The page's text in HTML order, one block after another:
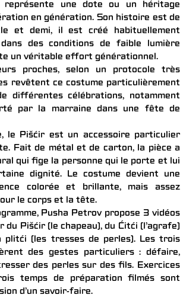
une dote ou un héritage
en génération. Son histoire est de
et demi, il est créé habituellement
dans des conditions de faible lumière
un véritable effort générationnel.
proches, selon un protocole très
revêtent ce costume particulièrement
différentes célébrations, notamment
par la marraine dans une fête de
le Pišćir est un accessoire particulier
Fait de métal et de carton, la pièce a
qui fige la personne qui le porte et lui
dignité. Le costume devient une
colorée et brillante, mais assez
le corps et la tête.
Pusha Petrov propose 3 vidéos
du Pišćir (le chapeau), du Ćitći (l’agrafe)
plitći (les tresses de perles). Les trois
des gestes particuliers : défaire,
des perles sur des fils. Exercices
temps de préparation filmés sont
d’un savoir-faire.